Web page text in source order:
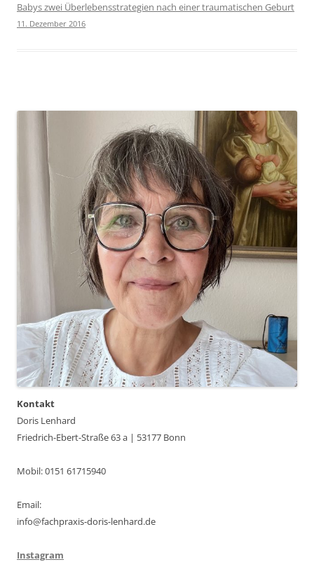
Babys zwei Überlebensstrategien nach einer traumatischen Geburt
11. Dezember 2016
Kontakt
Doris Lenhard
Friedrich-Ebert-Straße 63 a | 53177 Bonn
Mobil: 0151 61715940
Email:
info@fachpraxis-doris-lenhard.de
Instagram